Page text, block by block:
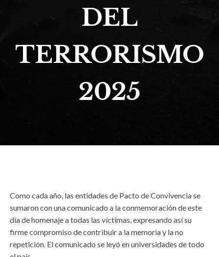
DEL
TERRORISMO
2025
Como cada año, las entidades de Pacto de Convivencia se
sumaron con una comunicado a la conmemoración de este
día de homenaje a todas las víctimas, expresando así su
firme compromiso de contribuir a la memoria y la no
repetición. El comunicado se leyó en universidades de todo